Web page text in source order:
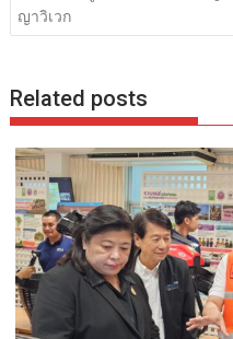
ญาวิเวก
Related posts